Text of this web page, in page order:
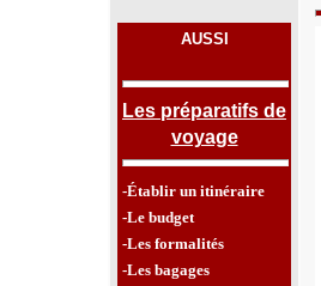
AUSSI
Les préparatifs de
voyage
-Établir un itinéraire
-Le budget
-Les formalités
-Les bagages